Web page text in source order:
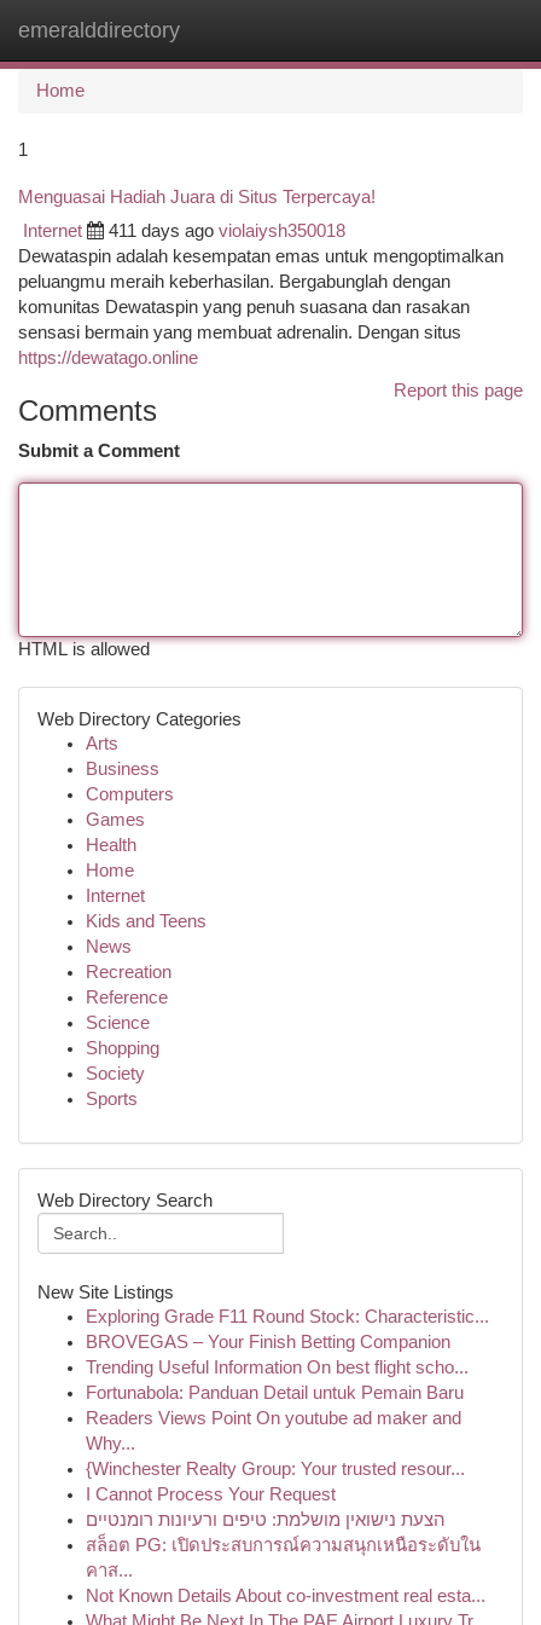
emeralddirectory
Home
1
Menguasai Hadiah Juara di Situs Terpercaya!
Internet 411 days ago violaiysh350018
Dewataspin adalah kesempatan emas untuk mengoptimalkan
peluangmu meraih keberhasilan. Bergabunglah dengan
komunitas Dewataspin yang penuh suasana dan rasakan
sensasi bermain yang membuat adrenalin. Dengan situs
https://dewatago.online
Report this page
Comments
Submit a Comment
HTML is allowed
Web Directory Categories
Arts
Business
Computers
Games
Health
Home
Internet
Kids and Teens
News
Recreation
Reference
Science
Shopping
Society
Sports
Web Directory Search
New Site Listings
Exploring Grade F11 Round Stock: Characteristic...
BROVEGAS – Your Finish Betting Companion
Trending Useful Information On best flight scho...
Fortunabola: Panduan Detail untuk Pemain Baru
Readers Views Point On youtube ad maker and
Why...
{Winchester Realty Group: Your trusted resour...
I Cannot Process Your Request
הצעת נישואין מושלמת: טיפים ורעיונות רומנטיים
สล็อต PG: เปิดประสบการณ์ความสนุกเหนือระดับใน
คาส...
Not Known Details About co-investment real esta...